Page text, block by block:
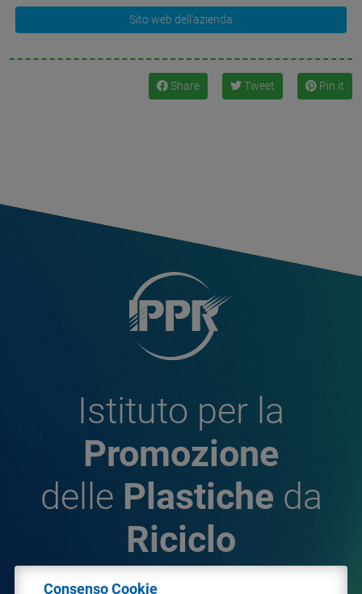
Sito web dell'azienda
Share Tweet Pin it
Istituto per la
Promozione
delle Plastiche da
Riciclo
Consenso Cookie